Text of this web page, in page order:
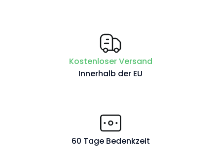
Kostenloser Versand
Innerhalb der EU
60 Tage Bedenkzeit